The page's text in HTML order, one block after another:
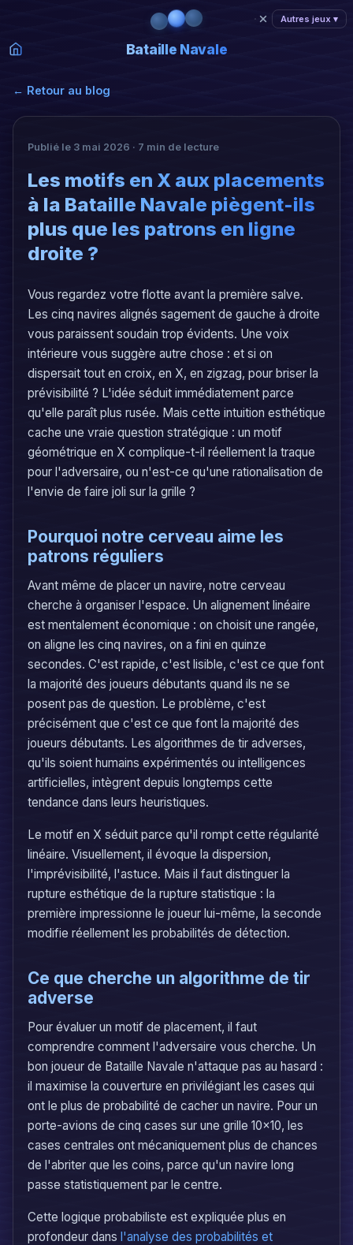
Bataille Navale
← Retour au blog
Publié le 3 mai 2026 · 7 min de lecture
Les motifs en X aux placements
à la Bataille Navale piègent-ils
plus que les patrons en ligne
droite ?
Vous regardez votre flotte avant la première salve.
Les cinq navires alignés sagement de gauche à droite
vous paraissent soudain trop évidents. Une voix
intérieure vous suggère autre chose : et si on
dispersait tout en croix, en X, en zigzag, pour briser la
prévisibilité ? L'idée séduit immédiatement parce
qu'elle paraît plus rusée. Mais cette intuition esthétique
cache une vraie question stratégique : un motif
géométrique en X complique-t-il réellement la traque
pour l'adversaire, ou n'est-ce qu'une rationalisation de
l'envie de faire joli sur la grille ?
Pourquoi notre cerveau aime les
patrons réguliers
Avant même de placer un navire, notre cerveau
cherche à organiser l'espace. Un alignement linéaire
est mentalement économique : on choisit une rangée,
on aligne les cinq navires, on a fini en quinze
secondes. C'est rapide, c'est lisible, c'est ce que font
la majorité des joueurs débutants quand ils ne se
posent pas de question. Le problème, c'est
précisément que c'est ce que font la majorité des
joueurs débutants. Les algorithmes de tir adverses,
qu'ils soient humains expérimentés ou intelligences
artificielles, intègrent depuis longtemps cette
tendance dans leurs heuristiques.
Le motif en X séduit parce qu'il rompt cette régularité
linéaire. Visuellement, il évoque la dispersion,
l'imprévisibilité, l'astuce. Mais il faut distinguer la
rupture esthétique de la rupture statistique : la
première impressionne le joueur lui-même, la seconde
modifie réellement les probabilités de détection.
Ce que cherche un algorithme de tir
adverse
Pour évaluer un motif de placement, il faut
comprendre comment l'adversaire vous cherche. Un
bon joueur de Bataille Navale n'attaque pas au hasard :
il maximise la couverture en privilégiant les cases qui
ont le plus de probabilité de cacher un navire. Pour un
porte-avions de cinq cases sur une grille 10x10, les
cases centrales ont mécaniquement plus de chances
de l'abriter que les coins, parce qu'un navire long
passe statistiquement par le centre.
Cette logique probabiliste est expliquée plus en
profondeur dans l'analyse des probabilités et
Autres jeux ▾